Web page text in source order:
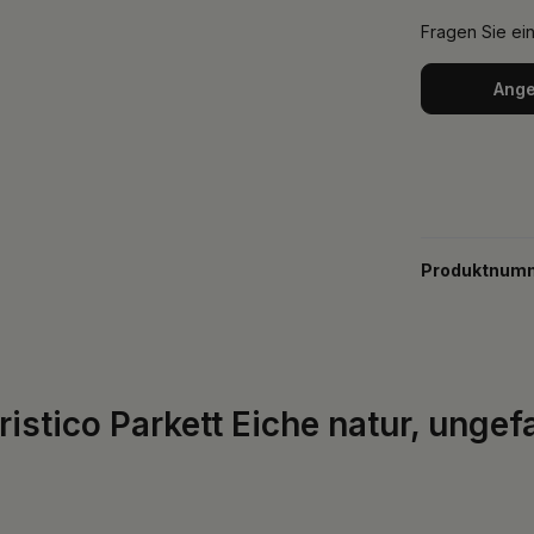
Fragen Sie
Parkett Eiche natur,